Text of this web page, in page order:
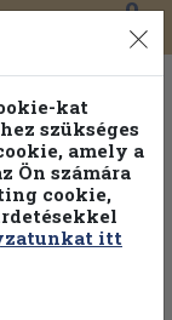
0
kat
szükséges
amely a
Ön számára
cookie,
itt